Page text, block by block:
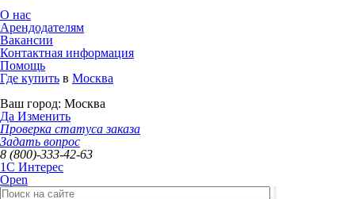
О нас
Арендодателям
Вакансии
Контактная информация
Помощь
Где купить в Москва
Ваш город: Москва
Да Изменить
Проверка статуса заказа
Задать вопрос
8 (800)-333-42-63
1C Интерес
Open